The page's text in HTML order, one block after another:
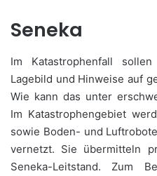
Seneka
Im Katastrophenfall
Lagebild und Hinweise auf
Wie kann das unter
Im Katastrophengebiet
sowie Boden- und
vernetzt. Sie übermitteln
Seneka-Leitstand. Zum